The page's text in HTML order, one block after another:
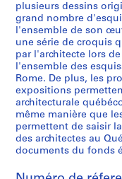
r
o
j
e
t
s
e
t
r
é
a
plusieurs dessins
grand nombre
l'ensemble de son
une série de croquis
par l'architecte lors
l'ensemble des
Rome. De plus, les
expositions
architecturale
même manière que
permettent de saisir
des architectes au
documents du fonds